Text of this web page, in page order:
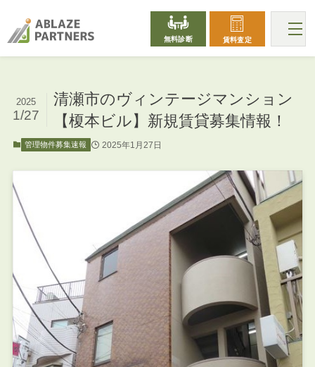
無料診断 賃料査定
清瀬市のヴィンテージマンション
【榎本ビル】新規賃貸募集情報！
2025
1/27
管理物件募集速報 2025年1月27日